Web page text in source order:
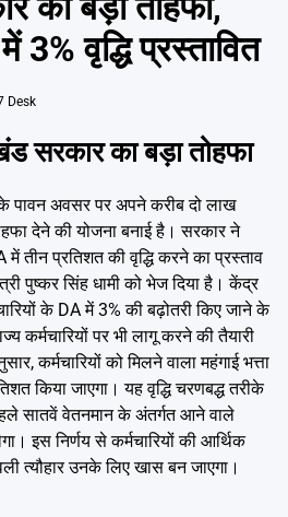
वृद्धि प्रस्तावित
Desk
सरकार का बड़ा तोहफा
पावन अवसर पर अपने करीब दो लाख
देने की योजना बनाई है। सरकार ने
में तीन प्रतिशत की वृद्धि करने का प्रस्ताव
पुष्कर सिंह धामी को भेज दिया है। केंद्र
के DA में 3% की बढ़ोतरी किए जाने के
कर्मचारियों पर भी लागू करने की तैयारी
कर्मचारियों को मिलने वाला महंगाई भत्ता
किया जाएगा। यह वृद्धि चरणबद्ध तरीके
सातवें वेतनमान के अंतर्गत आने वाले
इस निर्णय से कर्मचारियों की आर्थिक
त्यौहार उनके लिए खास बन जाएगा।